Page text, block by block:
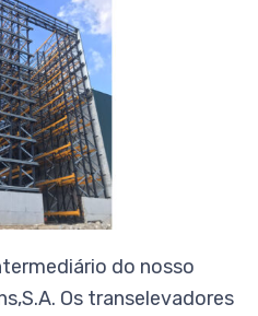
do nosso
Os transelevadores